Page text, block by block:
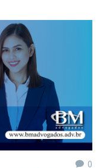
0